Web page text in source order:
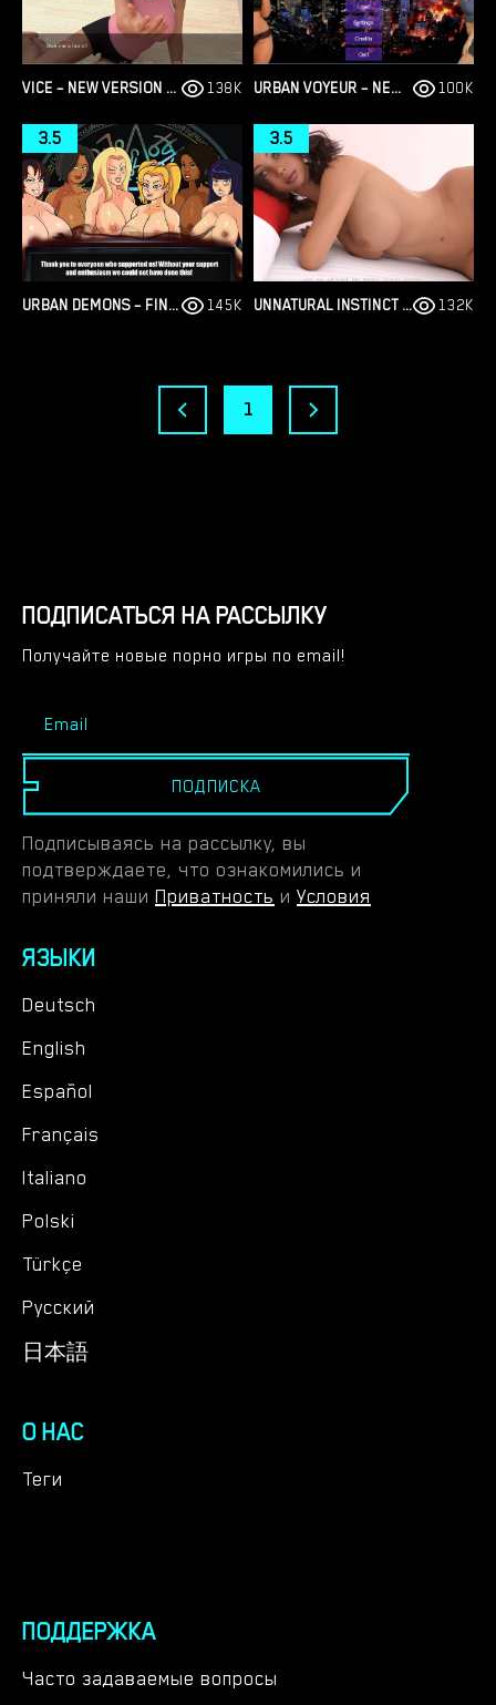
VICE – NEW VERSION V4 [STORYTELLER97] 138K URBAN VOYEUR – NEW VERSION 1.0.0 (FULL GAME) [CESAR GAMES] 100K
URBAN DEMONS – FINAL VERSION 1.1 [NERGAL]
3.5
145K UNNATURAL INSTINCT – NEW VERSION 0.6 [MERIZMARE]
3.5
132K
1
ПОДПИСАТЬСЯ НА РАССЫЛКУ
Получайте новые порно игры по email!
ПОДПИСКА
Подписываясь на рассылку, вы
подтверждаете, что ознакомились и
приняли наши Приватность и Условия
ЯЗЫКИ
Deutsch
English
Español
Français
Italiano
Polski
Türkçe
Русский
日本語
О НАС
Теги
ПОДДЕРЖКА
Часто задаваемые вопросы